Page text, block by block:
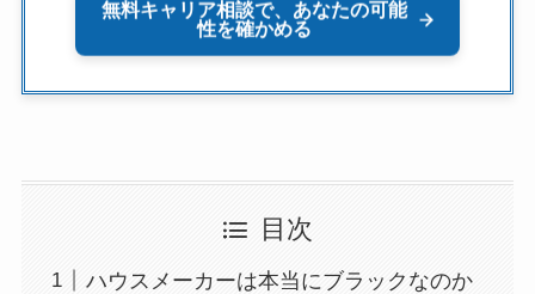
無料キャリア相談で、あなたの可能
性を確かめる
目次
ハウスメーカーは本当にブラックなのか